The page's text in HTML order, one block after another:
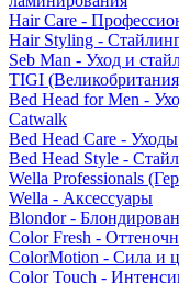
Hair Care -
Hair Styling -
Seb Man - Уход и
TIGI
Bed Head for Men -
Catwalk
Bed Head Care - Уходы
Bed Head Style -
Wella Professionals
Wella - Аксессуары
Blondor -
Color Fresh -
ColorMotion - Сила и
Color Touch -